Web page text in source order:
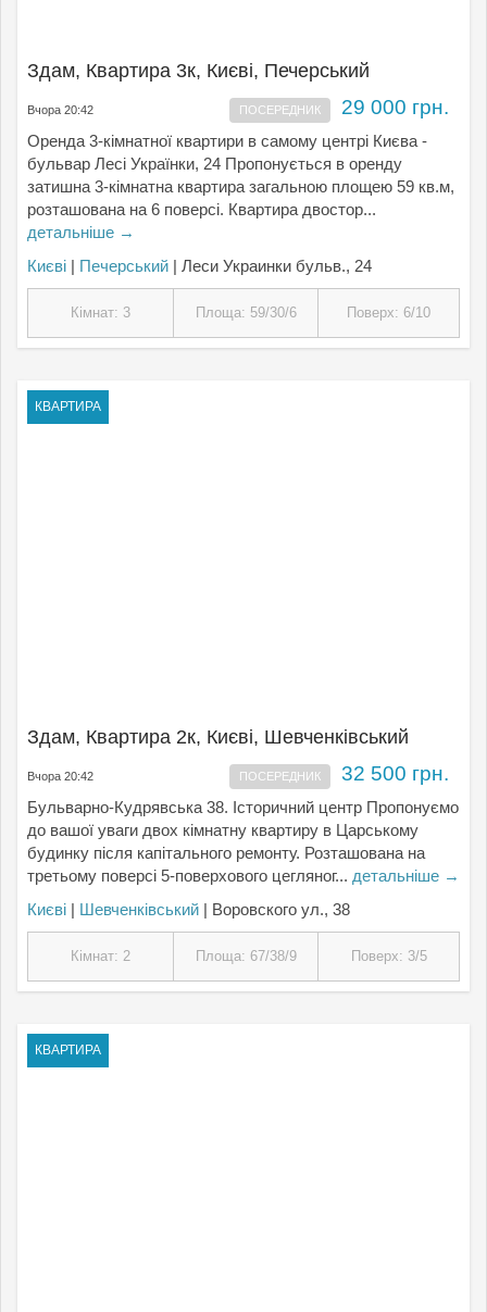
Здам, Квартира 3к, Києвi, Печерський
Вчора 20:42 ПОСЕРЕДНИК 29 000 грн.
Оренда 3-кімнатної квартири в самому центрі Києва -
бульвар Лесі Українки, 24 Пропонується в оренду
затишна 3-кімнатна квартира загальною площею 59 кв.м,
розташована на 6 поверсі. Квартира двостор...
детальніше →
Києвi | Печерський | Леси Украинки бульв., 24
Кімнат: 3 Площа: 59/30/6 Поверх: 6/10
КВАРТИРА
Здам, Квартира 2к, Києвi, Шевченківський
Вчора 20:42 ПОСЕРЕДНИК 32 500 грн.
Бульварно-Кудрявська 38. Історичний центр Пропонуємо
до вашої уваги двох кімнатну квартиру в Царському
будинку після капітального ремонту. Розташована на
третьому поверсі 5-поверхового цегляног... детальніше →
Києвi | Шевченківський | Воровского ул., 38
Кімнат: 2 Площа: 67/38/9 Поверх: 3/5
КВАРТИРА